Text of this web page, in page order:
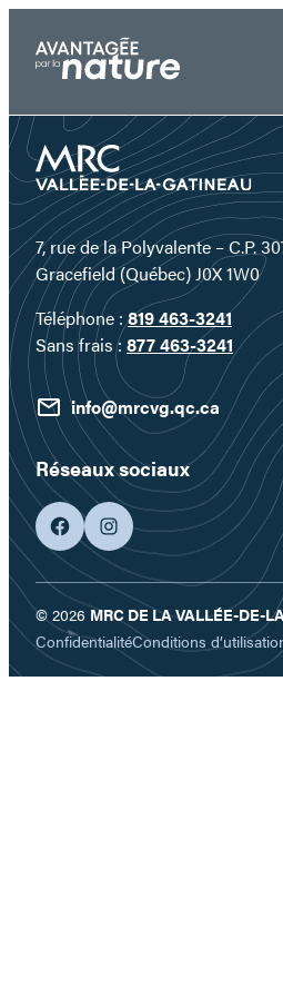
contenu
7, rue de la Polyvalente – C.P.
Gracefield (Québec) J0X 1W0
Téléphone :819 463-3241
Sans frais : 877 463-3241
info@mrcvg.qc.ca
Réseaux sociaux
facebookgoogleplus
© 2026 MRC DE LA VALLÉE-DE-
ConfidentialitéConditions